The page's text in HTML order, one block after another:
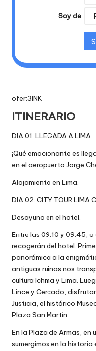
Soy de
ofer:3INK
ITINERARIO
DIA 01: LLEGADA A LIMA
¡Qué emocionante es
en el aeropuerto Jorge
Alojamiento en Lima.
DIA 02: CITY TOUR LIMA
Desayuno en el hotel.
Entre las 09:10 y 09:45, o
recogerán del hotel.
panorámica a la
antiguas ruinas nos
cultura Ichma y Lima.
Lince y Cercado,
Justicia, el histórico
Plaza San Martín.
En la Plaza de Armas, en
sumergimos en la